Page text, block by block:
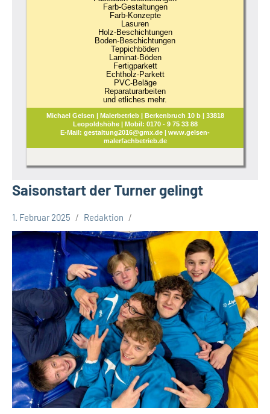
Farb-Gestaltungen
Farb-Konzepte
Lasuren
Holz-Beschichtungen
Boden-Beschichtungen
Teppichböden
Laminat-Böden
Fertigparkett
Echtholz-Parkett
PVC-Beläge
Reparaturarbeiten
und etliches mehr.
Michael Gelsen | Malerbetrieb | Berkenbruch 10 b | 33818
Leopoldshöhe | Mobil: 0170 - 9 75 33 88
E-Mail: gestaltung2016@gmx.de | www.gelsen-
malerfachbetrieb.de
Saisonstart der Turner gelingt
1. Februar 2025 Redaktion